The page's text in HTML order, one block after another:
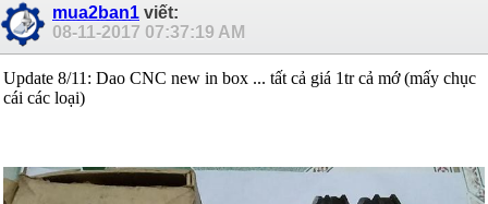
mua2ban1 viết:
08-11-2017 07:37:19 AM
Update 8/11: Dao CNC new in box ... tất cả giá 1tr cả mớ (mấy chục
cái các loại)